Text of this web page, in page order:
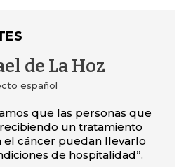
de La Hoz
español
que las personas que
un tratamiento
el cáncer puedan llevarlo
de hospitalidad”.